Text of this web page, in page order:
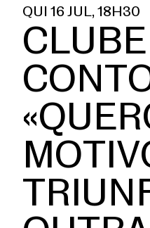
QUI 16 JUL, 18H30